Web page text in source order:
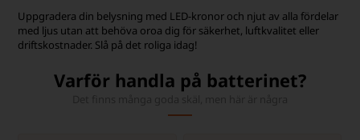
Uppgradera din belysning med LED-kronor och njut av alla fördelar
med ljus utan att behöva oroa dig för säkerhet, luftkvalitet eller
driftskostnader. Slå på det roliga idag!
Varför handla på batterinet?